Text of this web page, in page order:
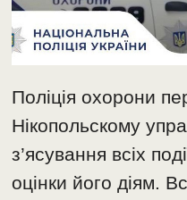
Поліція охорони
Нікопольскому
з’ясування всіх
оцінки його діям.